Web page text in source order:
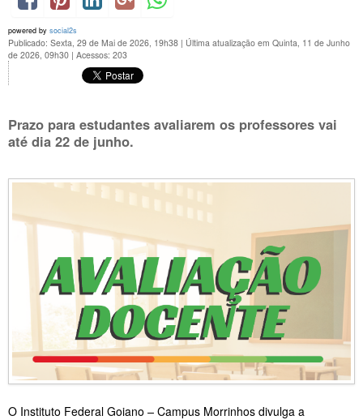
powered by social2s
Publicado: Sexta, 29 de Mai de 2026, 19h38 | Última atualização em Quinta, 11 de Junho
de 2026, 09h30 | Acessos: 203
Prazo para estudantes avaliarem os professores vai
até dia 22 de junho.
O Instituto Federal Goiano – Campus Morrinhos divulga a